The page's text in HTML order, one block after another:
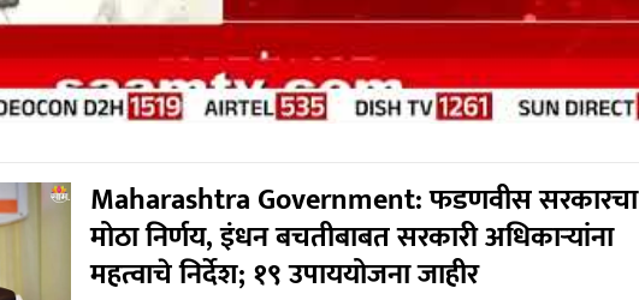
Maharashtra Government: फडणवीस सरकारचा
मोठा निर्णय, इंधन बचतीबाबत सरकारी अधिकाऱ्यांना
महत्वाचे निर्देश; १९ उपाययोजना जाहीर